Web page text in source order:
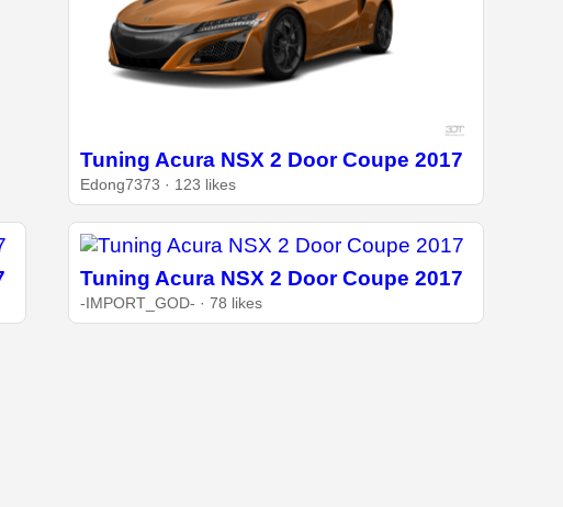
Tuning Acura NSX 2 Door Coupe 2017
Edong7373 · 123 likes
Tuning Acura NSX 2 Door Coupe 2017
-IMPORT_GOD- · 78 likes